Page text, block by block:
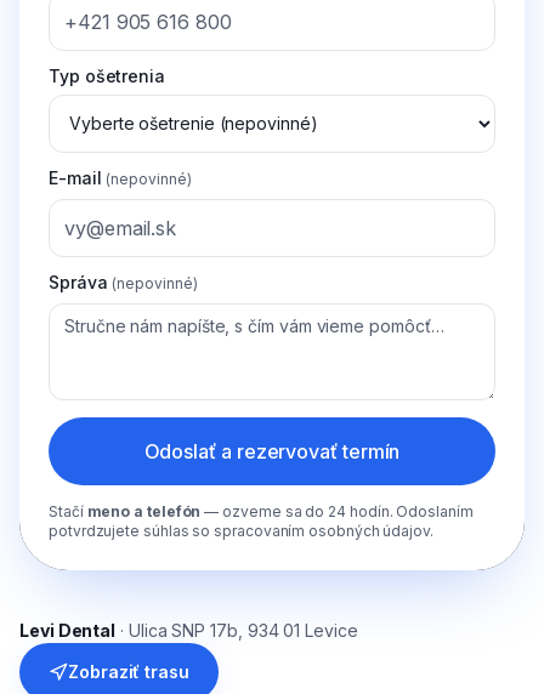
Typ ošetrenia
E-mail (nepovinné)
Správa (nepovinné)
Odoslať a rezervovať termín
Stačí meno a telefón — ozveme sa do 24 hodín. Odoslaním
potvrdzujete súhlas so spracovaním osobných údajov.
Levi Dental · Ulica SNP 17b, 934 01 Levice
Zobraziť trasu